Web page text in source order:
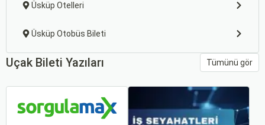
Üsküp Otelleri
Üsküp Otobüs Bileti
Uçak Bileti Yazıları Tümünü gör